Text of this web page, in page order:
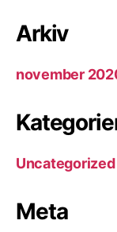
Arkiv
november
Uncategorized
Meta